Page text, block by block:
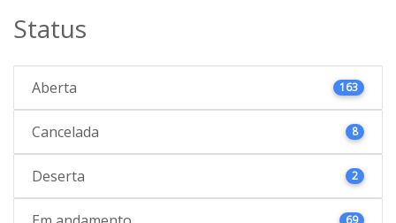
Status
Aberta 163
Cancelada 8
Deserta 2
69